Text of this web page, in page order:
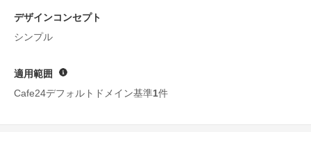
デザインコンセプト
シンプル
適用範囲
Cafe24デフォルトドメイン基準1件